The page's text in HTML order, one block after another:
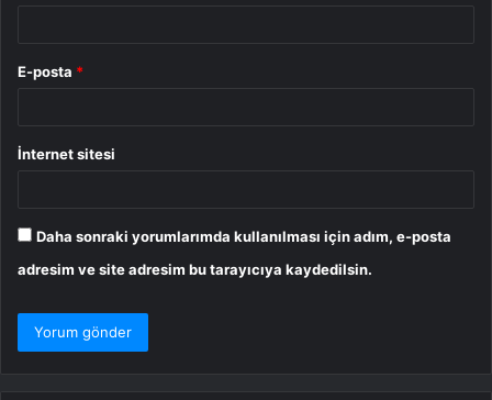
E-posta *
İnternet sitesi
Daha sonraki yorumlarımda kullanılması için adım, e-posta
adresim ve site adresim bu tarayıcıya kaydedilsin.